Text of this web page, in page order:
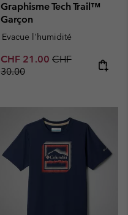
Graphisme Tech Trail™
Garçon
Evacue l'humidité
Sale price:
CHF 21.00 Regular price:
CHF
30.00